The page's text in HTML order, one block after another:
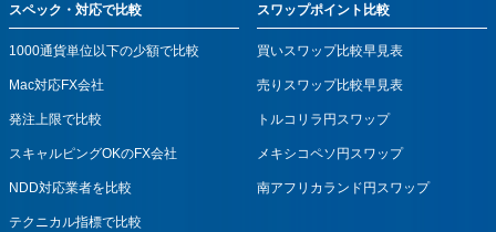
スペック・対応で比較
1000通貨単位以下の少額で比較
Mac対応FX会社
発注上限で比較
スキャルピングOKのFX会社
NDD対応業者を比較
テクニカル指標で比較
スワップポイント比較
買いスワップ比較早見表
売りスワップ比較早見表
トルコリラ円スワップ
メキシコペソ円スワップ
南アフリカランド円スワップ